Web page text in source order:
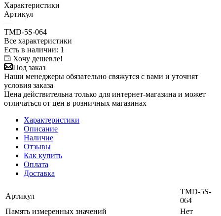
Характеристики
Артикул
—
TMD-5S-064
Все характеристики
Есть в наличии: 1
Хочу дешевле!
Под заказ
Наши менеджеры обязательно свяжутся с вами и уточнят
условия заказа
Цена действительна только для интернет-магазина и может
отличаться от цен в розничных магазинах
Характеристики
Описание
Наличие
Отзывы
Как купить
Оплата
Доставка
Артикул
TMD-5S-
064
Память измеренных значений
Нет